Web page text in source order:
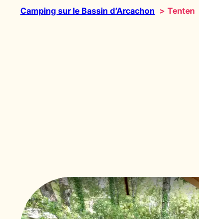
Camping sur le Bassin d’Arcachon Tenten